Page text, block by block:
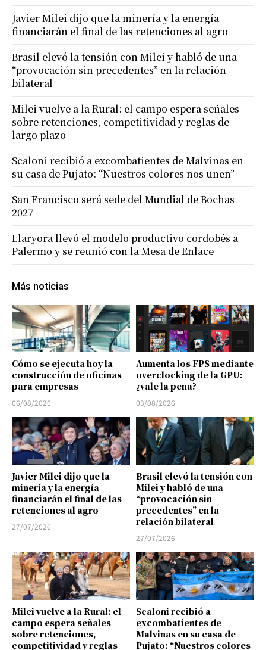
Más noticias
Cómo se ejecuta hoy la
construcción de oficinas
para empresas
06/08/2026
Aumenta los FPS mediante
overclocking de la GPU:
¿vale la pena?
03/08/2026
Javier Milei dijo que la
minería y la energía
financiarán el final de las
retenciones al agro
27/07/2026
Brasil elevó la tensión con
Milei y habló de una
“provocación sin
precedentes” en la
relación bilateral
27/07/2026
Milei vuelve a la Rural: el
campo espera señales
sobre retenciones,
competitividad y reglas
Scaloni recibió a
excombatientes de
Malvinas en su casa de
Pujato: “Nuestros colores
Javier Milei dijo que la minería y la energía
financiarán el final de las retenciones al agro
Brasil elevó la tensión con Milei y habló de una
“provocación sin precedentes” en la relación
bilateral
Milei vuelve a la Rural: el campo espera señales
sobre retenciones, competitividad y reglas de
largo plazo
Scaloni recibió a excombatientes de Malvinas en
su casa de Pujato: “Nuestros colores nos unen”
San Francisco será sede del Mundial de Bochas
2027
Llaryora llevó el modelo productivo cordobés a
Palermo y se reunió con la Mesa de Enlace